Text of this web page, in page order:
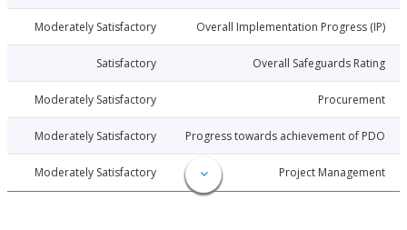
Overall Implementation
Moderately Satisfactory
12-20
Overall Safeguards
Satisfactory
Moderately Satisfactory
12-20
Progress towards achievement of
Moderately Satisfactory
12-20
Project
Moderately Satisfactory
12-20